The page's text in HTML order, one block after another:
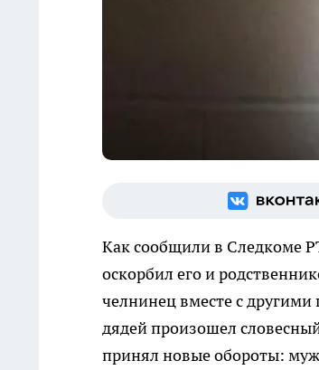
Как сообщили в Следкоме
оскорбил его и
челнинец вместе с
дядей произошел
принял новые обороты: